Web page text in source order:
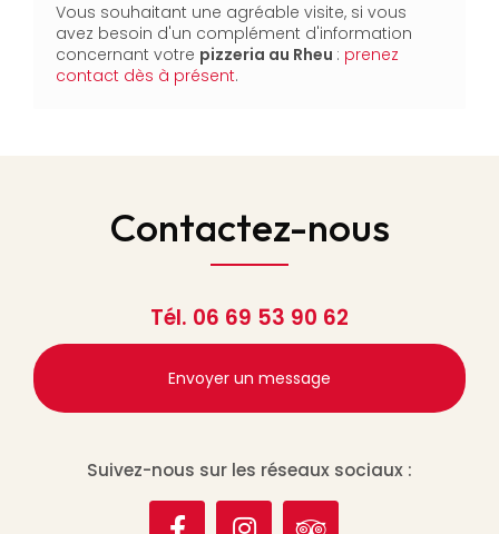
Vous souhaitant une agréable visite, si vous
avez besoin d'un complément d'information
concernant votre pizzeria au Rheu : prenez
contact dès à présent.
Contactez-nous
Tél. 06 69 53 90 62
Envoyer un message
Suivez-nous sur les réseaux sociaux :